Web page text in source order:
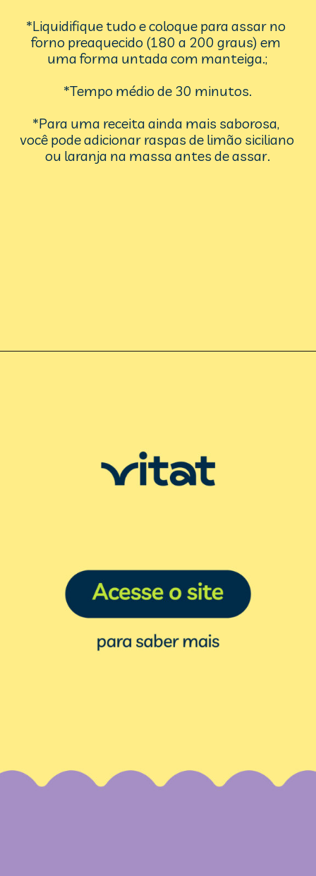
*Liquidifique tudo e coloque para assar no
forno preaquecido (180 a 200 graus) em
uma forma untada com manteiga.;
*Tempo médio de 30 minutos.
*Para uma receita ainda mais saborosa,
você pode adicionar raspas de limão siciliano
ou laranja na massa antes de assar.